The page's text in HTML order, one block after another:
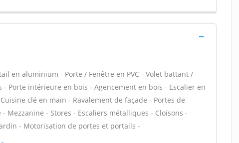
en aluminium - Porte / Fenêtre en PVC - Volet battant /
- Porte intérieure en bois - Agencement en bois - Escalier en
clé en main - Ravalement de façade - Portes de
Mezzanine - Stores - Escaliers métalliques - Cloisons -
- Motorisation de portes et portails -